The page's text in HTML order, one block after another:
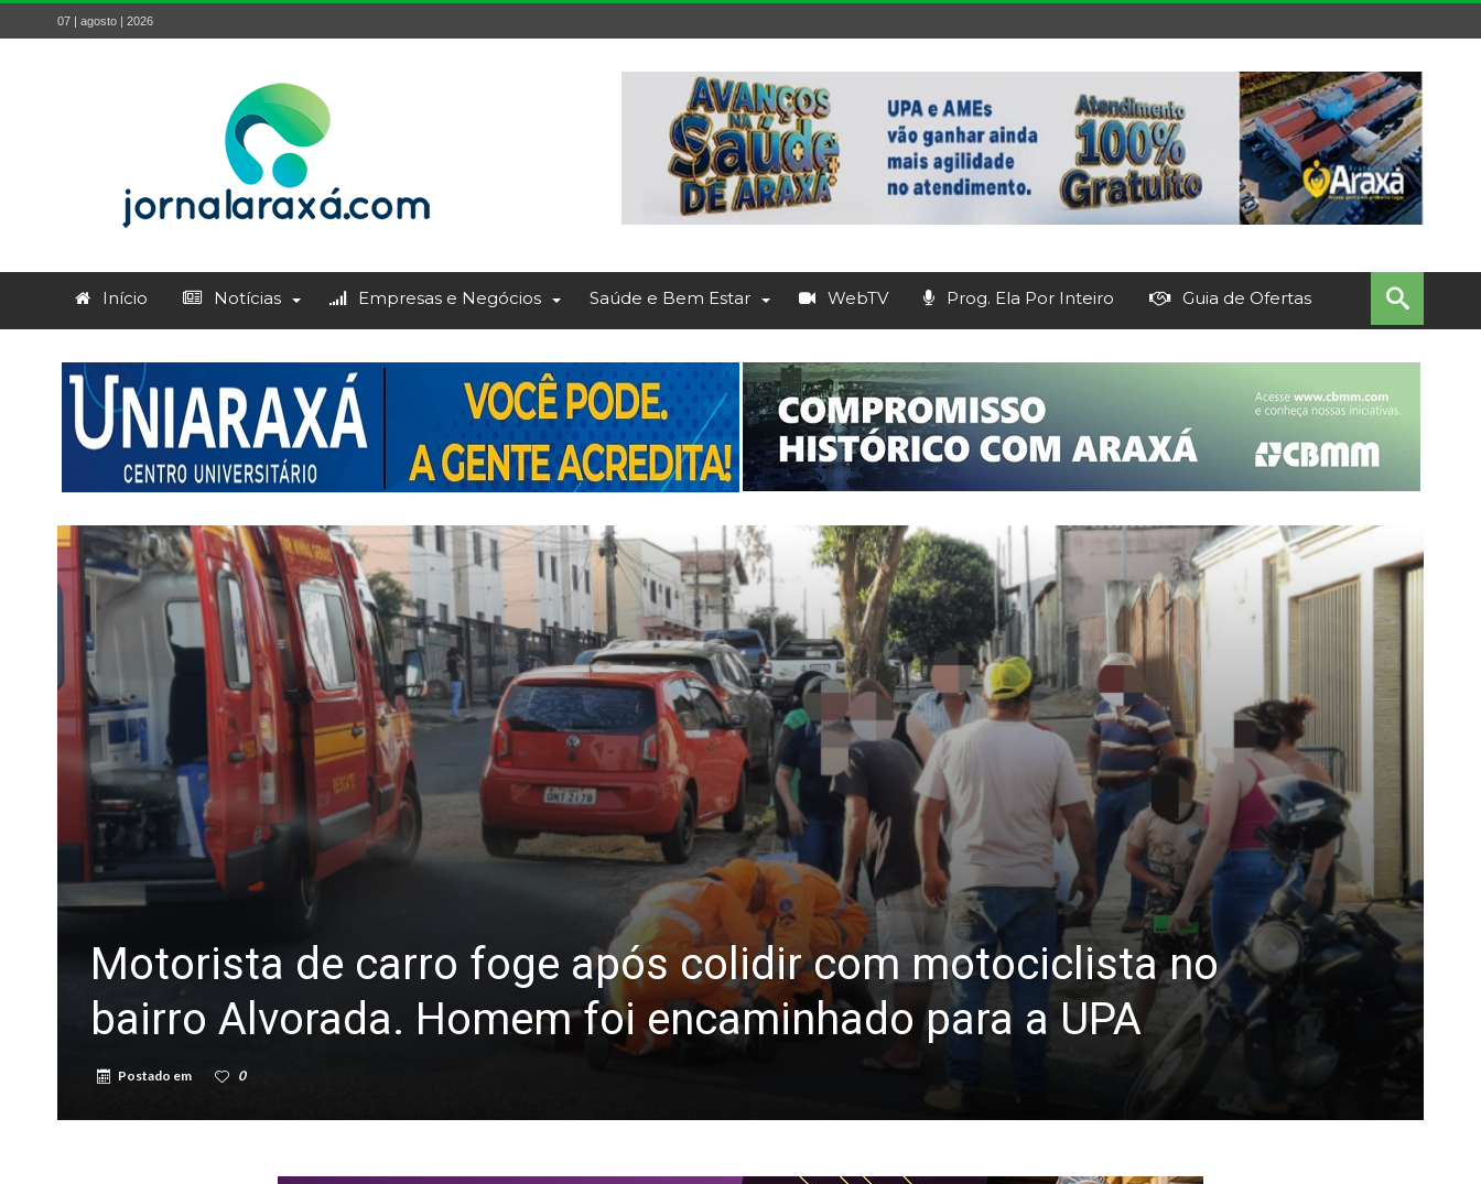
07 | agosto | 2026
Início Notícias Empresas e Negócios Saúde e Bem Estar WebTV Prog. Ela Por Inteiro Guia de Ofertas
Motorista de carro foge após colidir com motociclista no
bairro Alvorada. Homem foi encaminhado para a UPA
Postado em 0